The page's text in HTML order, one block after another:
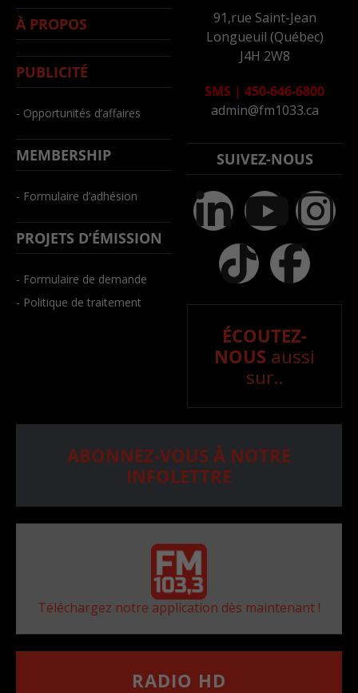
À PROPOS
PUBLICITÉ
- Opportunités d’affaires
MEMBERSHIP
- Formulaire d’adhésion
PROJETS D’ÉMISSION
- Formulaire de demande
- Politique de traitement
91,rue Saint-Jean
Longueuil (Québec)
J4H 2W8
SMS | 450-646-6800
admin@fm1033.ca
SUIVEZ-NOUS
ÉCOUTEZ-
NOUS aussi
sur..
ABONNEZ-VOUS À NOTRE
INFOLETTRE
Téléchargez notre application dès maintenant !
RADIO HD